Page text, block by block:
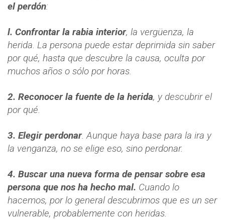
el perdón:
l. Confrontar la rabia interior, la vergüenza, la
herida. La persona puede estar deprimida sin saber
por qué, hasta que descubre la causa, oculta por
muchos años o sólo por horas.
2. Reconocer la fuente de la herida, y descubrir el
por qué.
3. Elegir perdonar. Aunque haya base para la ira y
la venganza, no se elige eso, sino perdonar.
4. Buscar una nueva forma de pensar sobre esa
persona que nos ha hecho mal. Cuando lo
hacemos, por lo general descubrimos que es un ser
vulnerable, probablemente con heridas.